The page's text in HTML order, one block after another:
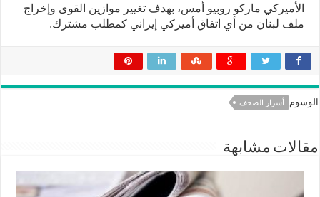
الأميركي ماركو روبيو أمس، بهدف تغيير موازين القوى وإخراج
ملف لبنان من أي اتفاق أميركي إيراني كمطلب مشترك.
الوسوم أسرار الصحف
مقالات مشابهة